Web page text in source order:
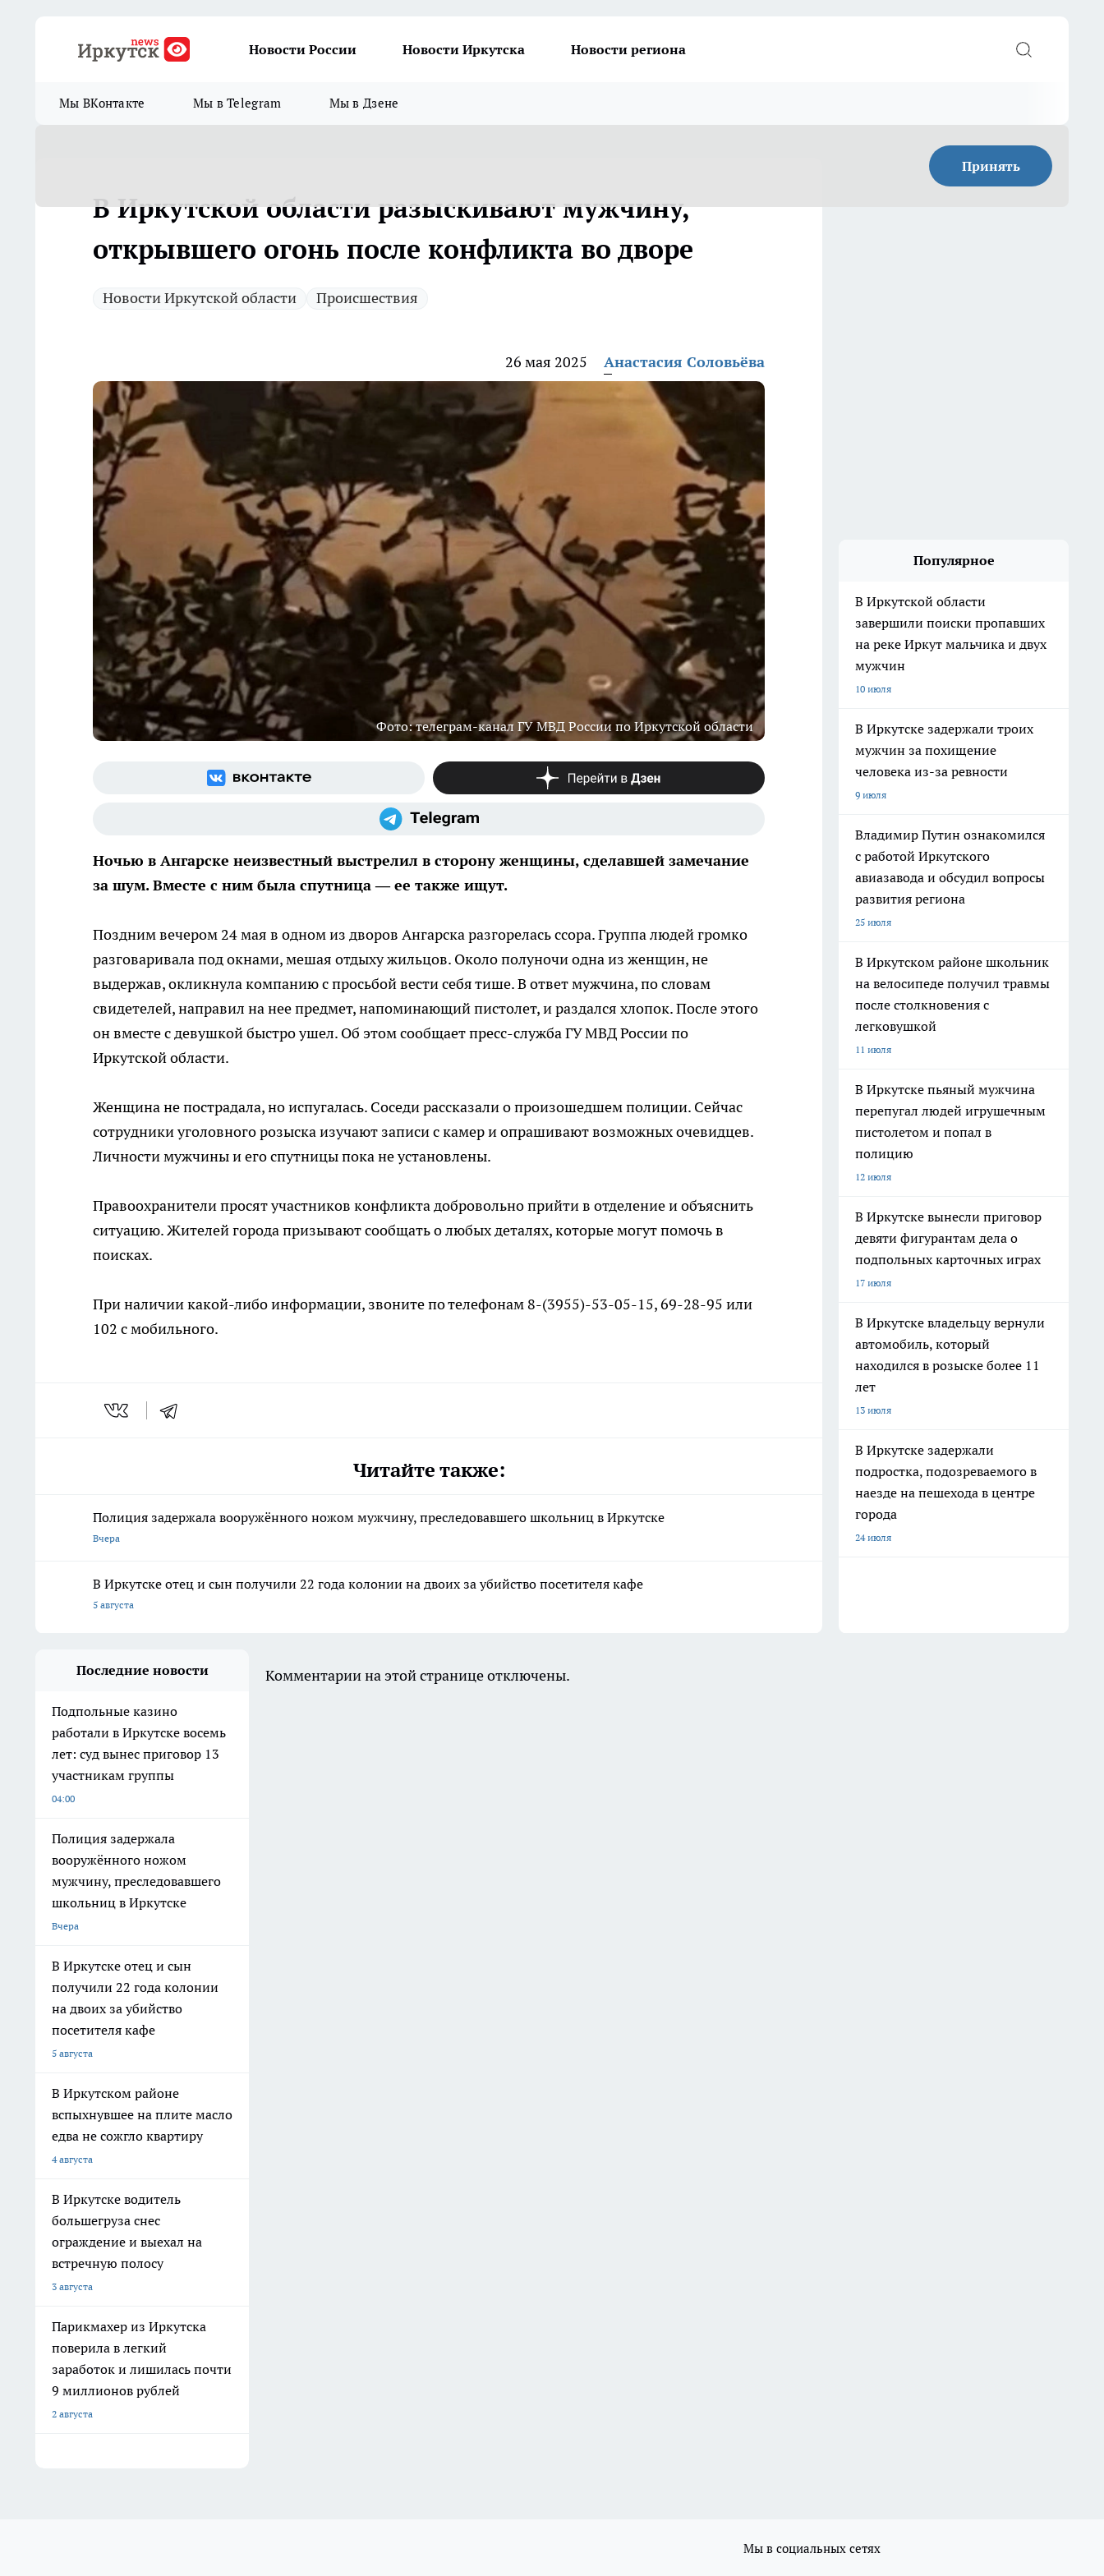
Новости России Новости Иркутска Новости региона
Мы ВКонтакте Мы в Telegram Мы в Дзене
Принять
В Иркутской области разыскивают мужчину,
открывшего огонь после конфликта во дворе
Новости Иркутской области Происшествия
26 мая 2025 Анастасия Соловьёва
Фото: телеграм-канал ГУ МВД России по Иркутской области
Ночью в Ангарске неизвестный выстрелил в сторону женщины, сделавшей замечание
за шум. Вместе с ним была спутница — ее также ищут.
Поздним вечером 24 мая в одном из дворов Ангарска разгорелась ссора. Группа людей громко
разговаривала под окнами, мешая отдыху жильцов. Около полуночи одна из женщин, не
выдержав, окликнула компанию с просьбой вести себя тише. В ответ мужчина, по словам
свидетелей, направил на нее предмет, напоминающий пистолет, и раздался хлопок. После этого
он вместе с девушкой быстро ушел. Об этом сообщает пресс-служба ГУ МВД России по
Иркутской области.
Женщина не пострадала, но испугалась. Соседи рассказали о произошедшем полиции. Сейчас
сотрудники уголовного розыска изучают записи с камер и опрашивают возможных очевидцев.
Личности мужчины и его спутницы пока не установлены.
Правоохранители просят участников конфликта добровольно прийти в отделение и объяснить
ситуацию. Жителей города призывают сообщать о любых деталях, которые могут помочь в
поисках.
При наличии какой-либо информации, звоните по телефонам 8-(3955)-53-05-15, 69-28-95 или
102 с мобильного.
Читайте также:
Полиция задержала вооружённого ножом мужчину, преследовавшего школьниц в Иркутске
Вчера
В Иркутске отец и сын получили 22 года колонии на двоих за убийство посетителя кафе
5 августа
Популярное
В Иркутской области
завершили поиски пропавших
на реке Иркут мальчика и двух
мужчин
10 июля
В Иркутске задержали троих
мужчин за похищение
человека из-за ревности
9 июля
Владимир Путин ознакомился
с работой Иркутского
авиазавода и обсудил вопросы
развития региона
25 июля
В Иркутском районе школьник
на велосипеде получил травмы
после столкновения с
легковушкой
11 июля
В Иркутске пьяный мужчина
перепугал людей игрушечным
пистолетом и попал в
полицию
12 июля
В Иркутске вынесли приговор
девяти фигурантам дела о
подпольных карточных играх
17 июля
В Иркутске владельцу вернули
автомобиль, который
находился в розыске более 11
лет
13 июля
В Иркутске задержали
подростка, подозреваемого в
наезде на пешехода в центре
города
24 июля
Последние новости
Подпольные казино
работали в Иркутске восемь
лет: суд вынес приговор 13
участникам группы
04:00
Полиция задержала
вооружённого ножом
мужчину, преследовавшего
школьниц в Иркутске
Вчера
В Иркутске отец и сын
получили 22 года колонии
на двоих за убийство
посетителя кафе
5 августа
В Иркутском районе
вспыхнувшее на плите масло
едва не сожгло квартиру
4 августа
В Иркутске водитель
большегруза снес
ограждение и выехал на
встречную полосу
3 августа
Парикмахер из Иркутска
поверила в легкий
заработок и лишилась почти
9 миллионов рублей
2 августа
Комментарии на этой странице отключены.
Мы в социальных сетях